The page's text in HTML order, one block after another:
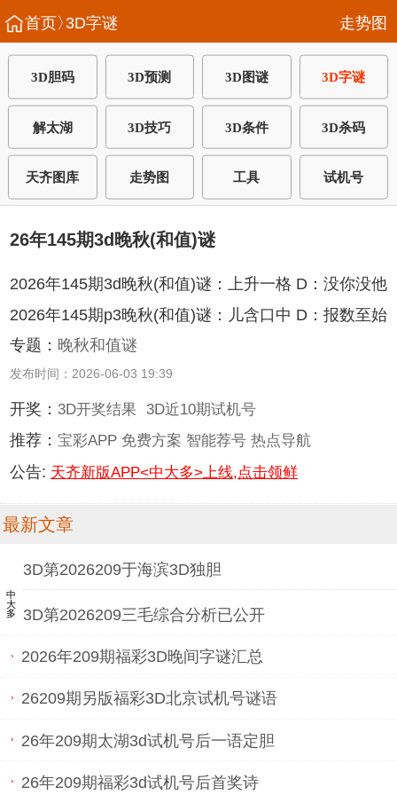
首页〉3D字谜 走势图
3D胆码 3D预测 3D图谜 3D字谜
解太湖 3D技巧 3D条件 3D杀码
天齐图库 走势图 工具 试机号
26年145期3d晚秋(和值)谜
2026年145期3d晚秋(和值)谜：上升一格 D：没你没他
2026年145期p3晚秋(和值)谜：儿含口中 D：报数至始
专题： 晚秋和值谜
发布时间：2026-06-03 19:39
开奖： 3D开奖结果 3D近10期试机号
推荐： 宝彩APP 免费方案 智能荐号 热点导航
公告: 天齐新版APP<中大多>上线,点击领鲜
最新文章
中大多
3D第2026209于海滨3D独胆
3D第2026209三毛综合分析已公开
2026年209期福彩3D晚间字谜汇总
26209期另版福彩3D北京试机号谜语
26年209期太湖3d试机号后一语定胆
26年209期福彩3d试机号后首奖诗